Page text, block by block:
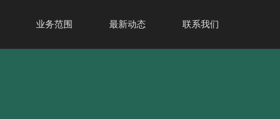
业务范围 最新动态 联系我们